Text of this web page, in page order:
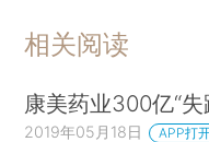
相关阅读
康美药业300亿“失
2019年05月18日 APP打